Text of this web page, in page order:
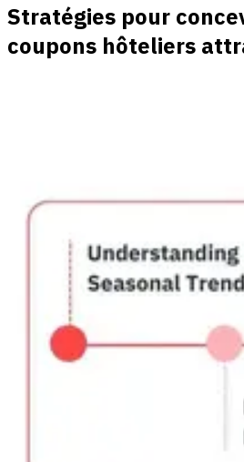
Stratégies pour
coupons hôteliers